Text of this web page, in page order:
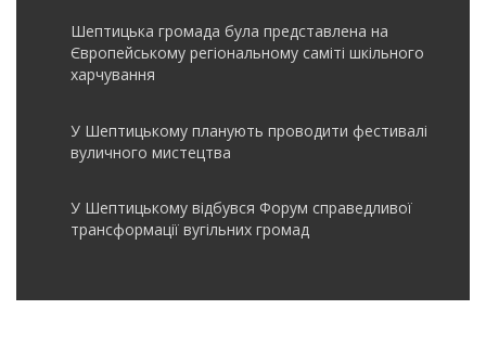
Шептицька громада була представлена на
Європейському регіональному саміті шкільного
харчування
У Шептицькому планують проводити фестивалі
вуличного мистецтва
У Шептицькому відбувся Форум справедливої
трансформації вугільних громад